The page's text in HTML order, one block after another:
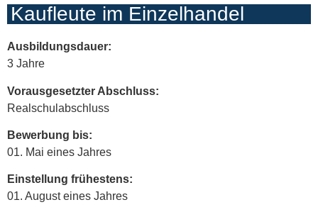
Kaufleute im Einzelhandel
Ausbildungsdauer:
3 Jahre
Vorausgesetzter Abschluss:
Realschulabschluss
Bewerbung bis:
01. Mai eines Jahres
Einstellung frühestens:
01. August eines Jahres